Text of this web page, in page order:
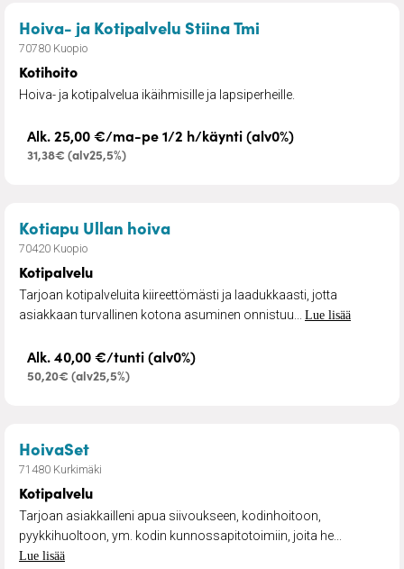
Hoiva- ja Kotipalvelu Stiina Tmi
70780 Kuopio
Kotihoito
Hoiva- ja kotipalvelua ikäihmisille ja lapsiperheille.
Alk. 25,00 €/ma-pe 1/2 h/käynti (alv0%)
31,38€ (alv25,5%)
Kotiapu Ullan hoiva– Kotipalvelu
70420 Kuopio
Kotipalvelu
Tarjoan kotipalveluita kiireettömästi ja laadukkaasti, jotta
asiakkaan turvallinen kotona asuminen onnistuu... Lue lisää
Alk. 40,00 €/tunti (alv0%)
50,20€ (alv25,5%)
HoivaSet– Kotipalvelu
71480 Kurkimäki
Kotipalvelu
Tarjoan asiakkailleni apua siivoukseen, kodinhoitoon,
pyykkihuoltoon, ym. kodin kunnossapitotoimiin, joita he...
Lue lisää